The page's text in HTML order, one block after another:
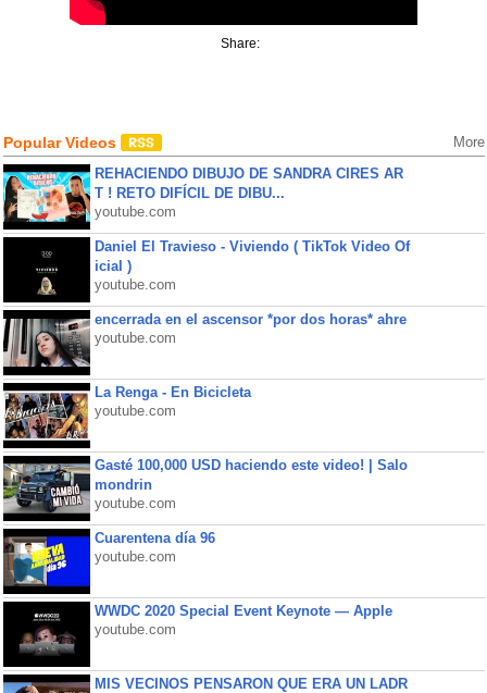
Share:
Popular Videos More
REHACIENDO DIBUJO DE SANDRA CIRES AR
T ! RETO DIFÍCIL DE DIBU...
youtube.com
Daniel El Travieso - Viviendo ( TikTok Video Of
icial )
youtube.com
encerrada en el ascensor *por dos horas* ahre
youtube.com
La Renga - En Bicicleta
youtube.com
Gasté 100,000 USD haciendo este video! | Salo
mondrin
youtube.com
Cuarentena día 96
youtube.com
WWDC 2020 Special Event Keynote — Apple
youtube.com
MIS VECINOS PENSARON QUE ERA UN LADR